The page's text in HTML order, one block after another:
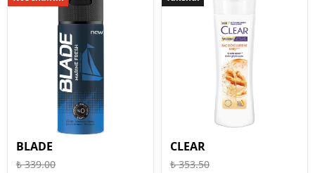
BLADE
₺ 339.00
CLEAR
₺ 353.50